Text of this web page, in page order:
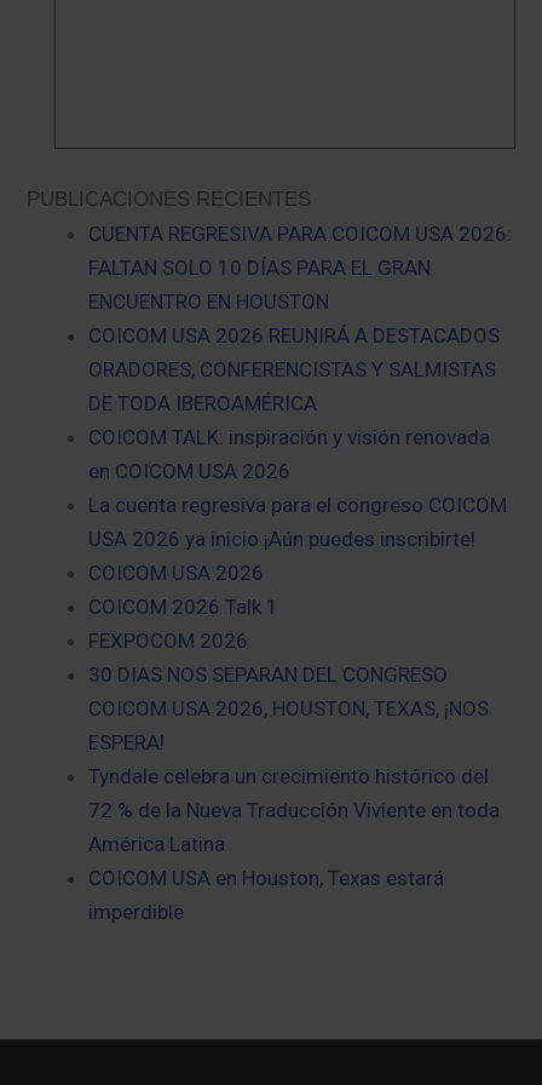
PUBLICACIONES RECIENTES
CUENTA REGRESIVA PARA COICOM USA 2026:
FALTAN SOLO 10 DÍAS PARA EL GRAN
ENCUENTRO EN HOUSTON
COICOM USA 2026 REUNIRÁ A DESTACADOS
ORADORES, CONFERENCISTAS Y SALMISTAS
DE TODA IBEROAMÉRICA
COICOM TALK: inspiración y visión renovada
en COICOM USA 2026
La cuenta regresiva para el congreso COICOM
USA 2026 ya inicio ¡Aún puedes inscribirte!
COICOM USA 2026
COICOM 2026 Talk 1
FEXPOCOM 2026
30 DIAS NOS SEPARAN DEL CONGRESO
COICOM USA 2026, HOUSTON, TEXAS, ¡NOS
ESPERA!
Tyndale celebra un crecimiento histórico del
72 % de la Nueva Traducción Viviente en toda
América Latina
COICOM USA en Houston, Texas estará
imperdible